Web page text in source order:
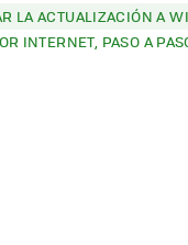
LA ACTUALIZACIÓN A
INTERNET, PASO A